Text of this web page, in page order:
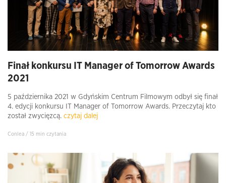
Finał konkursu IT Manager of Tomorrow Awards
2021
5 października 2021 w Gdyńskim Centrum Filmowym odbył się finał
4. edycji konkursu IT Manager of Tomorrow Awards. Przeczytaj kto
został zwycięzcą. czytaj dalej
Conlea / 15 min czytania